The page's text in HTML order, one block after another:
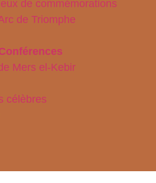
de commémorations
de Triomphe
Mers el-Kebir
célèbres